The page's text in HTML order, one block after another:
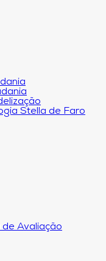
Stella de Faro
de Avaliação